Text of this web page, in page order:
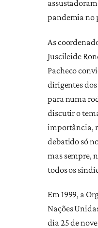
pandemia no
As
Juscileide
Pacheco
dirigentes
para numa
discutir o
importância,
debatido só
mas sempre,
todos os
Em 1999, a
Nações
dia 25 de